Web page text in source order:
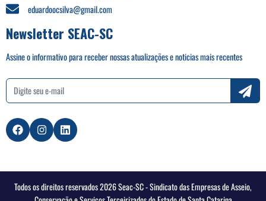
eduardoocsilva@gmail.com
Newsletter SEAC-SC
Assine o informativo para receber nossas atualizações e noticias mais recentes
Todos os direitos reservados 2026 Seac-SC - Sindicato das Empresas de Asseio,